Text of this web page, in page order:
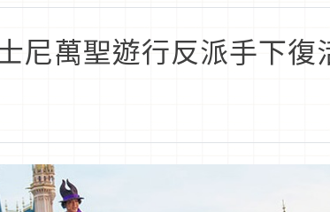
尼萬聖遊行反派手下復